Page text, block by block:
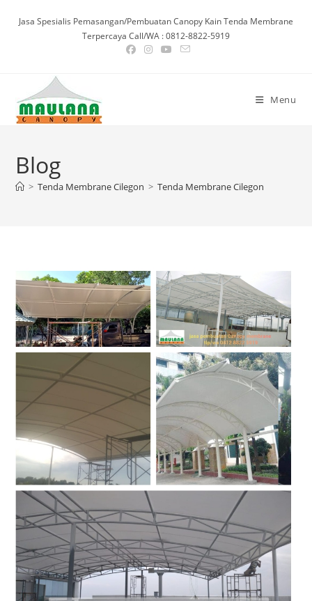
Jasa Spesialis Pemasangan/Pembuatan Canopy Kain Tenda Membrane
Terpercaya Call/WA : 0812-8822-5919
Menu
Blog
> Tenda Membrane Cilegon > Tenda Membrane Cilegon